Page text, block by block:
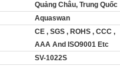
Quảng Châu, Trung Quốc
Aquaswan
CE , SGS , ROHS , CCC ,
AAA And ISO9001 Etc
SV-1022S